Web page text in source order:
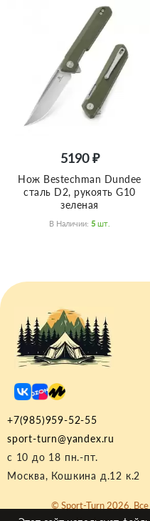
5190 ₽
Нож Bestechman Dundee
сталь D2, рукоять G10
зеленая
В Наличии: 5 Шт.
+7(985)959-52-55
sport-turn@yandex.ru
с 10 до 18 пн.-пт.
Москва, Кошкина д.12 к.2
© Sport-Turn 2026.